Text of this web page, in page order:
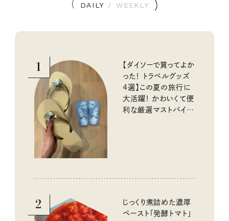
DAILY / WEEKLY
1
【ダイソーで買ってよか
った！ トラベルグッズ
4選】この夏の旅行に
大活躍！ かわいくて便
利な厳選マストバイア
2
じっくり煮詰めた濃厚
ペースト「発酵トマト」